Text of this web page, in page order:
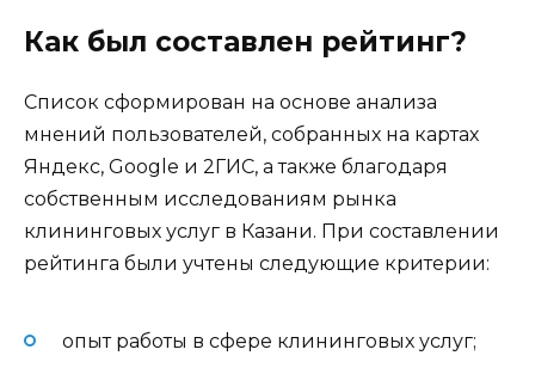
Как был составлен рейтинг?
Список сформирован на основе анализа
мнений пользователей, собранных на картах
Яндекс, Google и 2ГИС, а также благодаря
собственным исследованиям рынка
клининговых услуг в Казани. При составлении
рейтинга были учтены следующие критерии:
опыт работы в сфере клининговых услуг;